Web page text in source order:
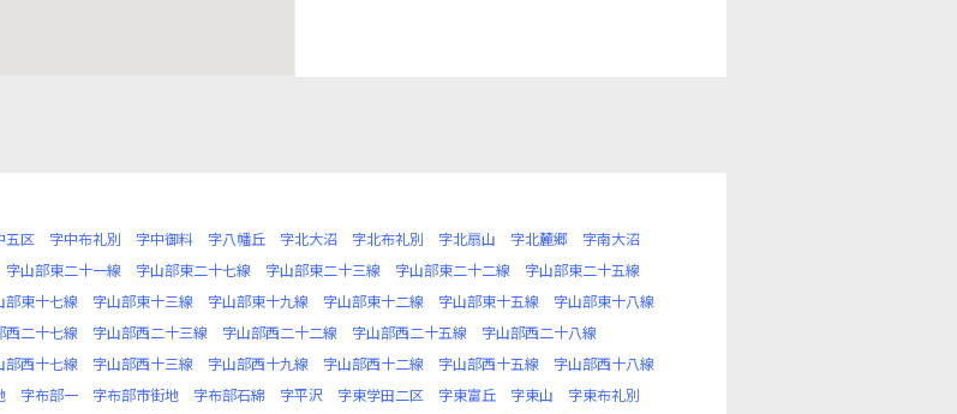
五区 字中布礼別 字中御料 字八幡丘 字北大沼 字北布礼別 字北扇山 字北麓郷
字南大沼
字山部東二十一線 字山部東二十七線 字山部東二十三線 字山部東二十二線
字山部東二十五線
部東十七線 字山部東十三線 字山部東十九線 字山部東十二線 字山部東十五線
字山部東十八線
西二十七線 字山部西二十三線 字山部西二十二線 字山部西二十五線
字山部西二十八線
部西十七線 字山部西十三線 字山部西十九線 字山部西十二線 字山部西十五線
字山部西十八線
字布部一 字布部市街地 字布部石綿 字平沢 字東学田二区 字東富丘 字東山
字東布礼別